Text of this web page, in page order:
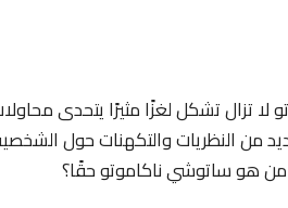
تزال تشكل لغزًا مثيرًا يتحدى
من النظريات والتكهنات حول
من هو ساتوشي ناكاموتو حقًا؟